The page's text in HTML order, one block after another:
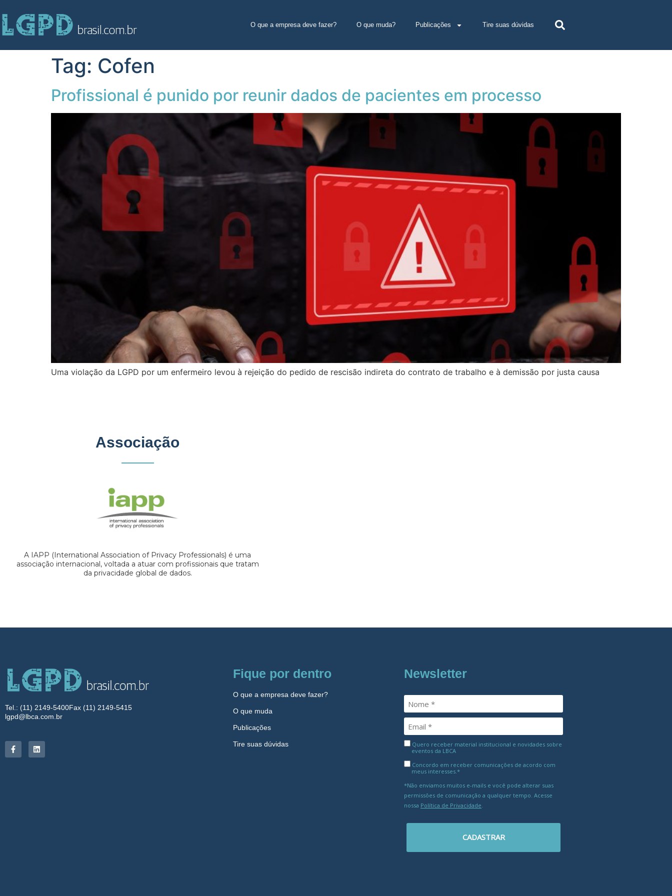
O que a empresa deve fazer? O que muda? Publicações Tire suas dúvidas
Tag: Cofen
Profissional é punido por reunir dados de pacientes em processo
Uma violação da LGPD por um enfermeiro levou à rejeição do pedido de rescisão indireta do contrato de trabalho e à demissão por justa causa
Associação
A IAPP (International Association of Privacy Professionals) é uma
associação internacional, voltada a atuar com profissionais que tratam
da privacidade global de dados.
Tel.: (11) 2149-5400Fax (11) 2149-5415
lgpd@lbca.com.br
Fique por dentro
O que a empresa deve fazer?
O que muda
Publicações
Tire suas dúvidas
Newsletter
Quero receber material institucional e novidades sobre
eventos da LBCA
Concordo em receber comunicações de acordo com
meus interesses.*
*Não enviamos muitos e-mails e você pode alterar suas
permissões de comunicação a qualquer tempo. Acesse
nossa Política de Privacidade
CADASTRAR